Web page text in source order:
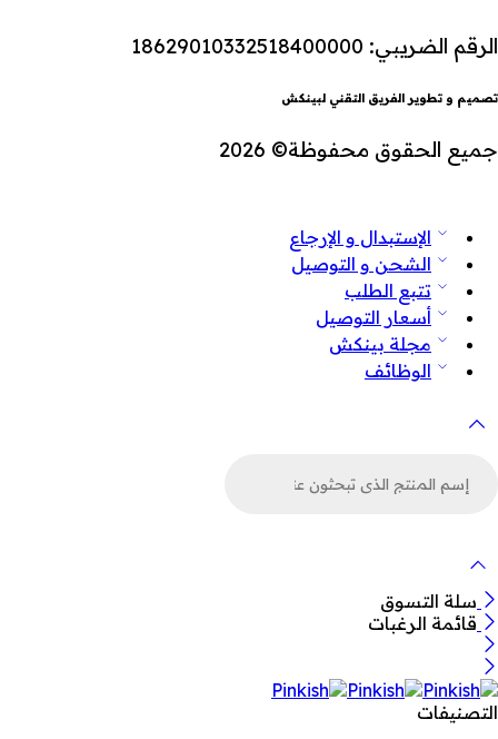
الرقم الضريبي: 18629010332518400000
تصميم و تطوير الفريق التقني لبينكش
جميع الحقوق محفوظة© 2026
الإستبدال و الإرجاع
الشحن و التوصيل
تتبع الطلب
أسعار التوصيل
مجلة بينكش
الوظائف
سلة التسوق
قائمة الرغبات
التصنيفات